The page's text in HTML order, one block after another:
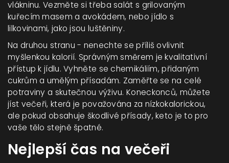
vlákninu. Vezměte si třeba salát s grilovaným
kuřecím masem a avokádem, nebo jídlo s
lilkovinami, jako jsou luštěniny.
Na druhou stranu - nenechte se příliš ovlivnit
myšlenkou kalorií. Správným směrem je kvalitativní
přístup k jídlu. Vyhněte se chemikáliím, přidaným
cukrům a umělým přísadám. Zaměřte se na celé
potraviny a skutečnou výživu. Koneckonců, můžete
jíst večeři, která je považována za nízkokalorickou,
ale pokud obsahuje škodlivé přísady, keto je to pro
vaše tělo stejně špatné.
Nejlepší čas na večeři